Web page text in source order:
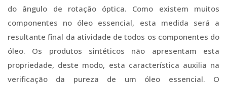
do ângulo de rotação óptica. Como existem muitos
componentes no óleo essencial, esta medida será a
resultante final da atividade de todos os componentes do
óleo. Os produtos sintéticos não apresentam esta
propriedade, deste modo, esta característica auxilia na
verificação da pureza de um óleo essencial. O